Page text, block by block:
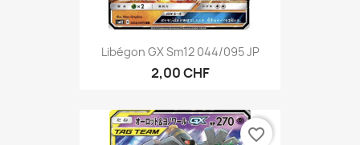
Libégon GX Sm12 044/095 JP
2,00 CHF
favorite_border